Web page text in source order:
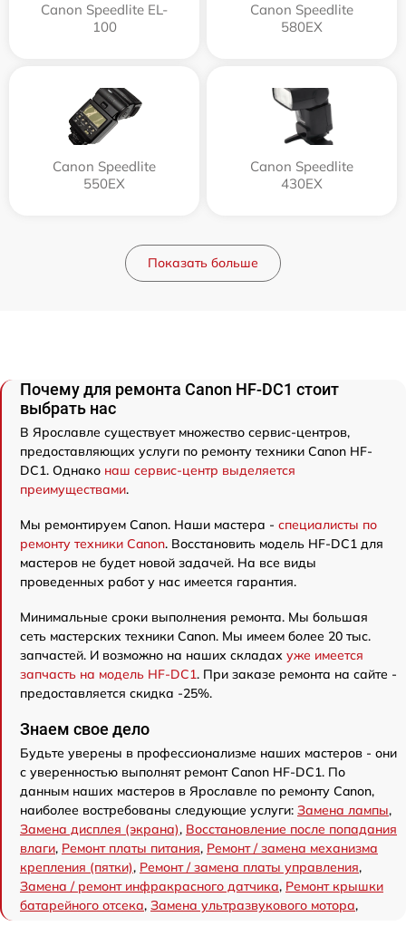
Canon Speedlite EL-
100
Canon Speedlite
580EX
Canon Speedlite
550EX
Canon Speedlite
430EX
Показать больше
Почему для ремонта Canon HF-DC1 стоит
выбрать нас
В Ярославле существует множество сервис-центров,
предоставляющих услуги по ремонту техники Canon HF-
DC1. Однако наш сервис-центр выделяется
преимуществами.
Мы ремонтируем Canon. Наши мастера - специалисты по
ремонту техники Canon. Восстановить модель HF-DC1 для
мастеров не будет новой задачей. На все виды
проведенных работ у нас имеется гарантия.
Минимальные сроки выполнения ремонта. Мы большая
сеть мастерских техники Canon. Мы имеем более 20 тыс.
запчастей. И возможно на наших складах уже имеется
запчасть на модель HF-DC1. При заказе ремонта на сайте -
предоставляется скидка -25%.
Знаем свое дело
Будьте уверены в профессионализме наших мастеров - они
с уверенностью выполнят ремонт Canon HF-DC1. По
данным наших мастеров в Ярославле по ремонту Canon,
наиболее востребованы следующие услуги: Замена лампы,
Замена дисплея (экрана), Восстановление после попадания
влаги, Ремонт платы питания, Ремонт / замена механизма
крепления (пятки), Ремонт / замена платы управления,
Замена / ремонт инфракрасного датчика, Ремонт крышки
батарейного отсека, Замена ультразвукового мотора,